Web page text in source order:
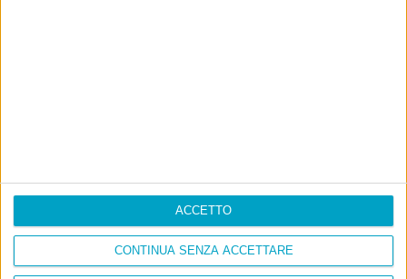
CONTINUA SENZA ACCETTARE
ACCETTO
Info